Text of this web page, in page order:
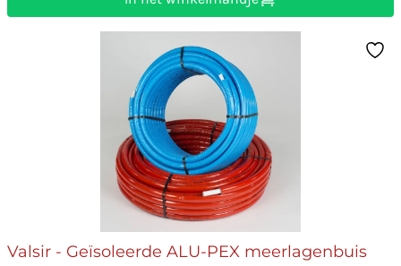
Valsir - Geïsoleerde ALU-PEX meerlagenbuis